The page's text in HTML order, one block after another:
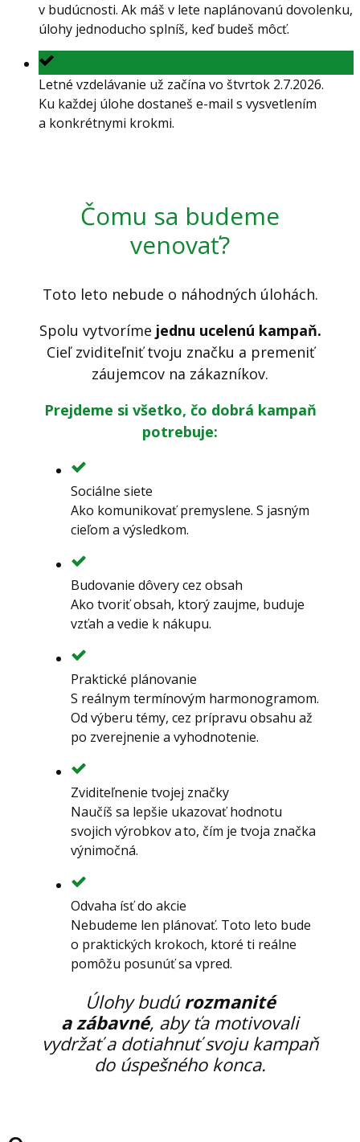
v budúcnosti. Ak máš v lete naplánovanú dovolenku,
úlohy jednoducho splníš, keď budeš môcť.
Letné vzdelávanie už začína vo štvrtok 2.7.2026.
Ku každej úlohe dostaneš e-mail s vysvetlením
a konkrétnymi krokmi.
Čomu sa budeme
venovať?
Toto leto nebude o náhodných úlohách.
Spolu vytvoríme jednu ucelenú kampaň.
Cieľ zviditeľniť tvoju značku a premeniť
záujemcov na zákazníkov.
Prejdeme si všetko, čo dobrá kampaň
potrebuje:
Sociálne siete
Ako komunikovať premyslene. S jasným
cieľom a výsledkom.
Budovanie dôvery cez obsah
Ako tvoriť obsah, ktorý zaujme, buduje
vzťah a vedie k nákupu.
Praktické plánovanie
S reálnym termínovým harmonogramom.
Od výberu témy, cez prípravu obsahu až
po zverejnenie a vyhodnotenie.
Zviditeľnenie tvojej značky
Naučíš sa lepšie ukazovať hodnotu
svojich výrobkov a to, čím je tvoja značka
výnimočná.
Odvaha ísť do akcie
Nebudeme len plánovať. Toto leto bude
o praktických krokoch, ktoré ti reálne
pomôžu posunúť sa vpred.
Úlohy budúrozmanité
a zábavné, aby ťa motivovali
vydržať a dotiahnuť svoju kampaň
do úspešného konca.